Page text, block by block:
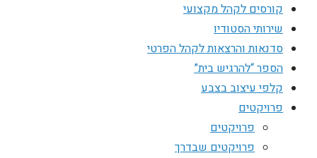
קורסים לקהל מקצועי
שירותי הסטודיו
סדנאות והרצאות לקהל הפרטי
הספר “להרגיש בית”
קלפי עיצוב בצבע
פרויקטים
פרויקטים
פרויקטים שבדרך